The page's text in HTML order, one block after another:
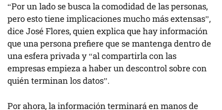
“Por un lado se busca la comodidad de las personas,
pero esto tiene implicaciones mucho más extensas”,
dice José Flores, quien explica que hay información
que una persona prefiere que se mantenga dentro de
una esfera privada y “al compartirla con las
empresas empieza a haber un descontrol sobre con
quién terminan los datos”.
Por ahora, la información terminará en manos de